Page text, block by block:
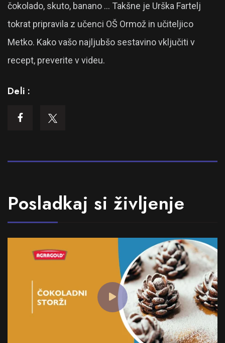
čokolado, skuto, banano … Takšne je Urška Fartelj
tokrat pripravila z učenci OŠ Ormož in učiteljico
Metko. Kako vašo najljubšo sestavino vključiti v
recept, preverite v videu.
Deli :
Posladkaj si življenje